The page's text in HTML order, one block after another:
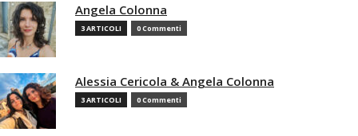
Angela Colonna
3 ARTICOLI 0 Commenti
Alessia Cericola & Angela Colonna
3 ARTICOLI 0 Commenti